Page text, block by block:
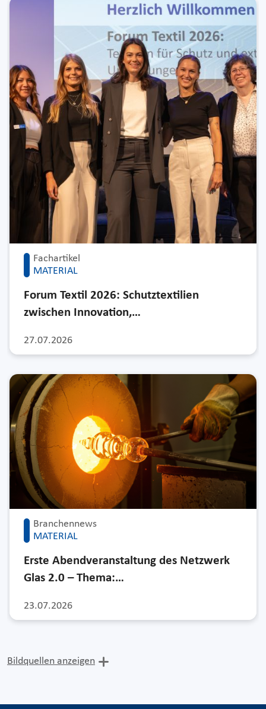
Fachartikel
MATERIAL
27.07.2026
Forum Textil 2026: Schutztextilien
zwischen Innovation,…
Branchennews
MATERIAL
23.07.2026
Erste Abendveranstaltung des Netzwerk
Glas 2.0 – Thema:…
Bildquellen anzeigen